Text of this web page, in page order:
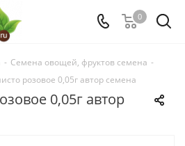
0
- Семена овощей, фруктов семена -
розовое 0,05г автор семена
0,05г автор